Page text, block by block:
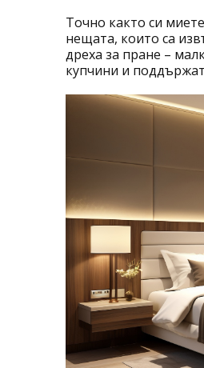
Точно както си
нещата, които са
дреха за пране –
купчини и